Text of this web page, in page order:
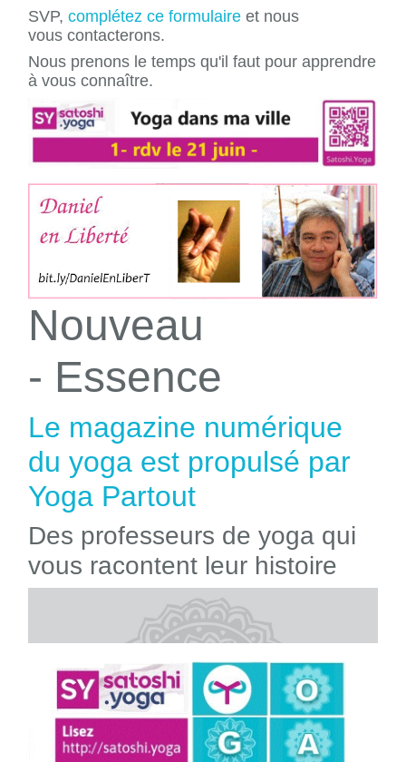
SVP, complétez ce formulaire et nous
vous contacterons.
Nous prenons le temps qu'il faut pour apprendre
à vous connaître.
Nouveau
- Essence
Le magazine numérique
du yoga est propulsé par
Yoga Partout
Des professeurs de yoga qui
vous racontent leur histoire